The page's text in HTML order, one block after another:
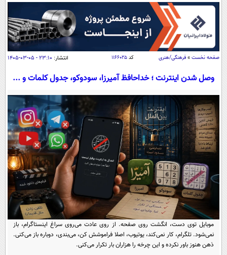
آب و هوا
اوقات شرعی
سیاسی
اقتصاد
اقتصادی
جامعه
حوادث
سلامت
یک برش دانایی
محیط زیست
سفر و تفریح
بین الملل
سیاست خارجی
فرهنگ و هنر
علم و دانش
فناوری و It
علمی
اخبار کریپتو
قرآن
گوناگون
سرگرمی
باشگاه مغز
فیلم
اقتصاد
عصر ایران 2
صفحه نخست » فرهنگی/هنری کد۱۱۶۶۰۲۵ انتشار: ۲۳:۱۰ - ۰۵-۰۳-۱۴۰۵
وصل شدن اینترنت ؛ خداحافظ آمیرزا، سودوکو، جدول کلمات و ...
موبایل توی دست، انگشت روی صفحه. از روی عادت می‌روی سراغ اینستاگرام، باز
نمی‌شود. تلگرام، کار نمی‌کند، یوتیوب، اصلا فراموشش کن، می‌بندی، دوباره باز می‌کنی.
ذهن هنوز باور نکرده و این چرخه را هزاران بار تکرار می‌کنی.